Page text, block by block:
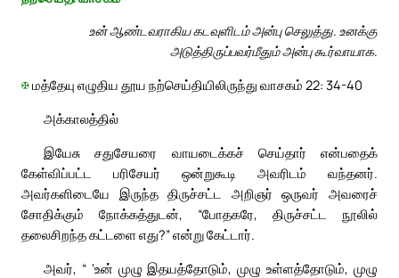
உன் ஆண்டவராகிய கடவுளிடம் அன்பு செலுத்து. உனக்கு
அடுத்திருப்பவர்மீதும் அன்பு கூர்வாயாக.
✠மத்தேயு எழுதிய தூய நற்செய்தியிலிருந்து வாசகம் 22: 34-40
அக்காலத்தில்
இயேசு சதுசேயரை வாயடைக்கச் செய்தார் என்பதைக்
கேள்விப்பட்ட பரிசேயர் ஒன்றுகூடி அவரிடம் வந்தனர்.
அவர்களிடையே இருந்த திருச்சட்ட அறிஞர் ஒருவர் அவரைச்
சோதிக்கும் நோக்கத்துடன், “போதகரே, திருச்சட்ட நூலில்
தலைசிறந்த கட்டளை எது?” என்று கேட்டார்.
அவர், “ ‘உன் முழு இதயத்தோடும், முழு உள்ளத்தோடும், முழு